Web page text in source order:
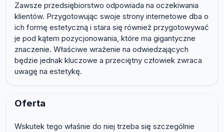
Zawsze przedsiębiorstwo odpowiada na oczekiwania
klientów. Przygotowując swoje strony internetowe dba o
ich formę estetyczną i stara się również przygotowywać
je pod kątem pozycjonowania, które ma gigantyczne
znaczenie. Właściwe wrażenie na odwiedzających
będzie jednak kluczowe a przeciętny człowiek zwraca
uwagę na estetykę.
Oferta
Wskutek tego właśnie do niej trzeba się szczególnie